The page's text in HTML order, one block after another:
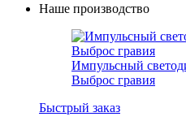
Наше производство
Импульсный
Выброс гравия
Быстрый заказ